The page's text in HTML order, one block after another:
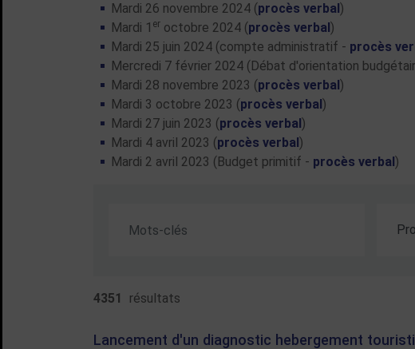
Mardi 26 novembre 2024 (procès verbal )
Mardi 1 er octobre 2024 (procès verbal )
Mardi 25 juin 2024 (compte administratif - procès
Mercredi 7 février 2024 (Débat d'orientation
Mardi 28 novembre 2023 (procès verbal )
Mardi 3 octobre 2023 (procès verbal )
Mardi 27 juin 2023 (procès verbal )
Mardi 4 avril 2023 (procès verbal )
Mardi 2 avril 2023 (Budget primitif - procès verbal )
Recherche par mots-clés
(Mot(s) clés de minimum 3 caractères)
4351 résultats
Lancement d'un diagnostic hebergement